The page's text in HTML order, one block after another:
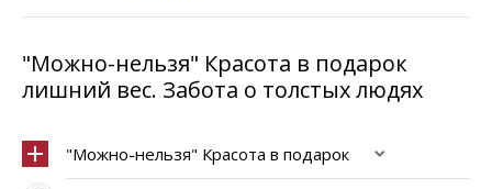
"Можно-нельзя" Красота в подарок
лишний вес. Забота о толстых людях
"Можно-нельзя" Красота в подарок